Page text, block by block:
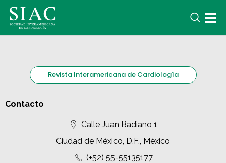
Revista Interamericana de Cardiología
Contacto
Calle Juan Badiano 1
Ciudad de México, D.F., México
(+52) 55-55135177